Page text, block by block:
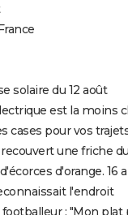
solaire du 12 août
est la moins
cases pour vos
une friche
d'orange. 16
l'endroit
footballeur : "Mon